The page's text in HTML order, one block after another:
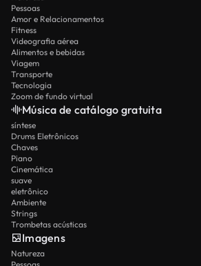
Pessoas
Amor e Relacionamentos
Fitness
Videografia aérea
Alimentos e bebidas
Viagem
Transporte
Tecnologia
Zoom de fundo virtual
Música de catálogo gratuita
síntese
Drums Eletrônicos
Chaves
Piano
Cinemática
suave
eletrônico
Ambiente
Strings
Trombetas acústicas
Imagens
Natureza